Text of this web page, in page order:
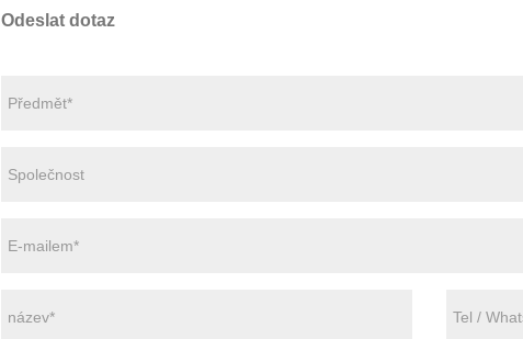
Odeslat dotaz